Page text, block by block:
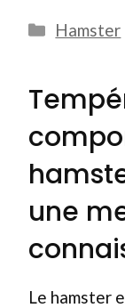
Hamster
une
Le hamster